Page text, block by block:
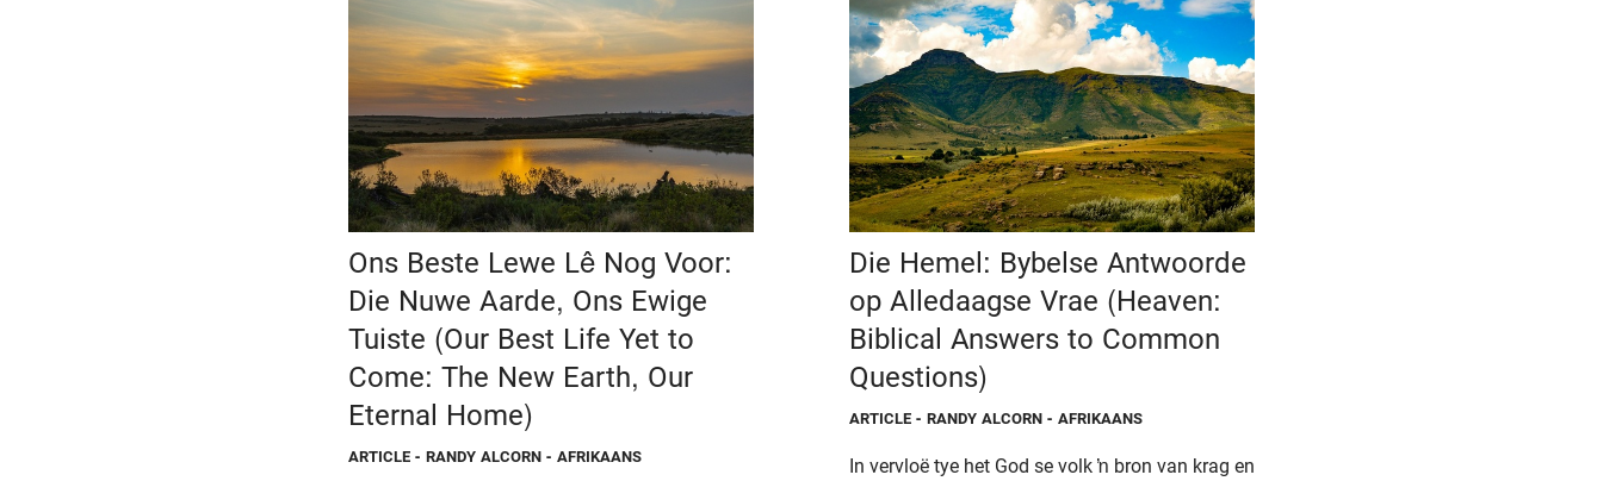
Ons Beste Lewe Lê Nog Voor:
Die Nuwe Aarde, Ons Ewige
Tuiste (Our Best Life Yet to
Come: The New Earth, Our
Eternal Home)
ARTICLE - RANDY ALCORN - AFRIKAANS
Die Hemel: Bybelse Antwoorde
op Alledaagse Vrae (Heaven:
Biblical Answers to Common
Questions)
ARTICLE - RANDY ALCORN - AFRIKAANS
In vervloë tye het God se volk ŉ bron van krag en